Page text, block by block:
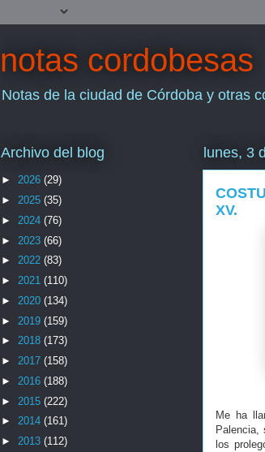
notas cordobesas
Notas de la ciudad de Córdoba y otras
lunes, 3
XV.
Me ha
Palencia,
los
Archivo del blog
► 2026 (29)
► 2025 (35)
► 2024 (76)
► 2023 (66)
► 2022 (83)
► 2021 (110)
► 2020 (134)
► 2019 (159)
► 2018 (173)
► 2017 (158)
► 2016 (188)
► 2015 (222)
► 2014 (161)
► 2013 (112)